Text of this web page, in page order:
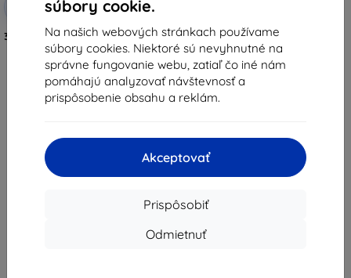
súbory cookie.
Na našich webových stránkach používame
súbory cookies. Niektoré sú nevyhnutné na
správne fungovanie webu, zatiaľ čo iné nám
pomáhajú analyzovať návštevnosť a
prispôsobenie obsahu a reklám.
Akceptovať
Prispôsobiť
Odmietnuť
kupónom
EXTRA10
3MK FlexibleGlass Prestigio Q Mini
4137 do 8.3" ľahké hybridné
tvrdené sklo
11,17 €
3,92 €